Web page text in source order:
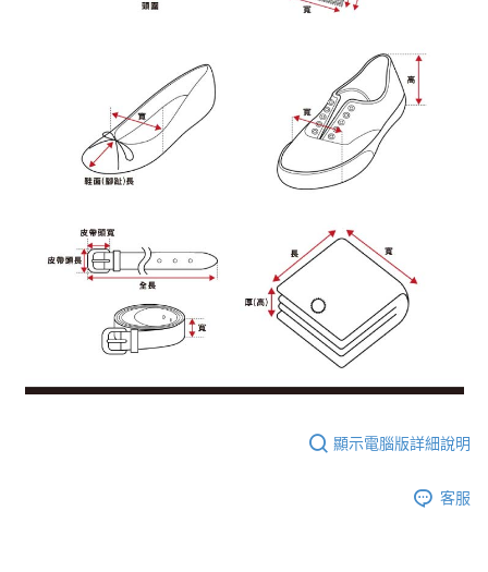
顯示電腦版詳細說明
客服